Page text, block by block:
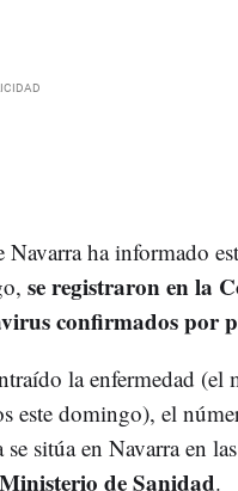
ha informado
se registraron en la
confirmados por
la enfermedad (el
este domingo), el
sitúa en Navarra en
de Sanidad.